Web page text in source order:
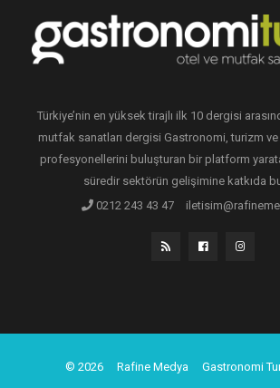
Türkiye’nin en yüksek tirajlı ilk 10 dergisi
mutfak sanatları dergisi Gastronomi, turizm
profesyonellerini buluşturan bir platform
süredir sektörün gelişimine katkıda
0212 243 43 47
© 2026 Rafine Medya Gastronomi